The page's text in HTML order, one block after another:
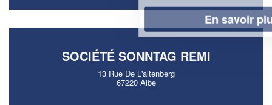
SOCIÉTÉ SONNTAG REMI
13 Rue De L'altenberg
67220 Albe
En savoir plus